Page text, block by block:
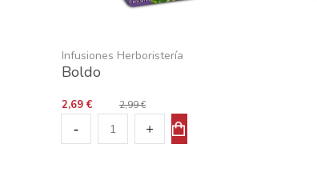
Infusiones Herboristería
Boldo
2,69 € 2,99 €